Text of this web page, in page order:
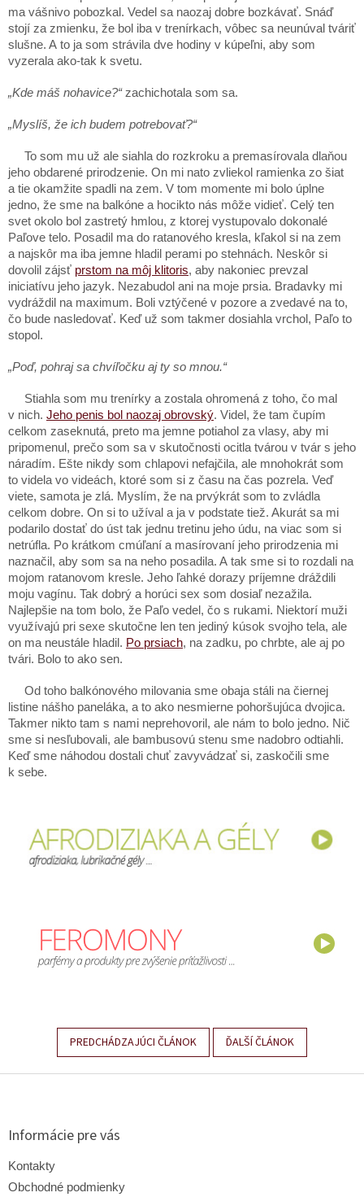
ma vášnivo pobozkal. Vedel sa naozaj dobre bozkávať. Snáď
stojí za zmienku, že bol iba v trenírkach, vôbec sa neunúval tváriť
slušne. A to ja som strávila dve hodiny v kúpeľni, aby som
vyzerala ako-tak k svetu.
„Kde máš nohavice?“zachichotala som sa.
„Myslíš, že ich budem potrebovať?“
To som mu už ale siahla do rozkroku a premasírovala dlaňou
jeho obdarené prirodzenie. On mi nato zvliekol ramienka zo šiat
a tie okamžite spadli na zem. V tom momente mi bolo úplne
jedno, že sme na balkóne a hocikto nás môže vidieť. Celý ten
svet okolo bol zastretý hmlou, z ktorej vystupovalo dokonalé
Paľove telo. Posadil ma do ratanového kresla, kľakol si na zem
a najskôr ma iba jemne hladil perami po stehnách. Neskôr si
dovolil zájsť prstom na môj klitoris, aby nakoniec prevzal
iniciatívu jeho jazyk. Nezabudol ani na moje prsia. Bradavky mi
vydráždil na maximum. Boli vztýčené v pozore a zvedavé na to,
čo bude nasledovať. Keď už som takmer dosiahla vrchol, Paľo to
stopol.
„Poď, pohraj sa chvíľočku aj ty so mnou.“
Stiahla som mu trenírky a zostala ohromená z toho, čo mal
v nich. Jeho penis bol naozaj obrovský. Videl, že tam čupím
celkom zaseknutá, preto ma jemne potiahol za vlasy, aby mi
pripomenul, prečo som sa v skutočnosti ocitla tvárou v tvár s jeho
náradím. Ešte nikdy som chlapovi nefajčila, ale mnohokrát som
to videla vo videách, ktoré som si z času na čas pozrela. Veď
viete, samota je zlá. Myslím, že na prvýkrát som to zvládla
celkom dobre. On si to užíval a ja v podstate tiež. Akurát sa mi
podarilo dostať do úst tak jednu tretinu jeho údu, na viac som si
netrúfla. Po krátkom cmúľaní a masírovaní jeho prirodzenia mi
naznačil, aby som sa na neho posadila. A tak sme si to rozdali na
mojom ratanovom kresle. Jeho ľahké dorazy príjemne dráždili
moju vagínu. Tak dobrý a horúci sex som dosiaľ nezažila.
Najlepšie na tom bolo, že Paľo vedel, čo s rukami. Niektorí muži
využívajú pri sexe skutočne len ten jediný kúsok svojho tela, ale
on ma neustále hladil. Po prsiach, na zadku, po chrbte, ale aj po
tvári. Bolo to ako sen.
Od toho balkónového milovania sme obaja stáli na čiernej
listine nášho paneláka, a to ako nesmierne pohoršujúca dvojica.
Takmer nikto tam s nami neprehovoril, ale nám to bolo jedno. Nič
sme si nesľubovali, ale bambusovú stenu sme nadobro odtiahli.
Keď sme náhodou dostali chuť zavyvádzať si, zaskočili sme
k sebe.
PREDCHÁDZAJÚCI ČLÁNOK ĎALŠÍ ČLÁNOK
Z
Informácie pre vás
Kontakty
Obchodné podmienky